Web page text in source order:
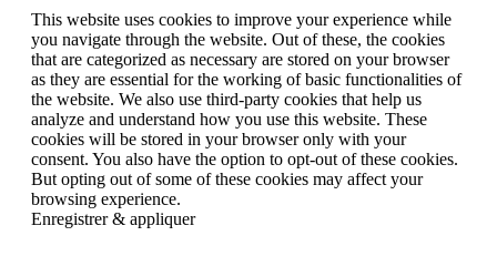
This website uses cookies to improve your experience while
you navigate through the website. Out of these, the cookies
that are categorized as necessary are stored on your browser
as they are essential for the working of basic functionalities of
the website. We also use third-party cookies that help us
analyze and understand how you use this website. These
cookies will be stored in your browser only with your
consent. You also have the option to opt-out of these cookies.
But opting out of some of these cookies may affect your
browsing experience.
Enregistrer & appliquer